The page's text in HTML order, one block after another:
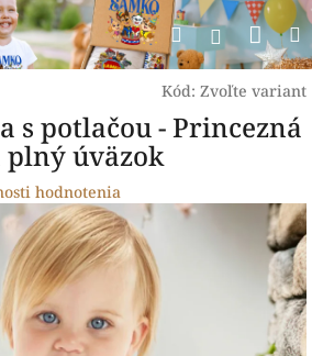
Hľadať
Kód: Zvoľte variant
s potlačou - Princezná
plný úväzok
hodnotenia